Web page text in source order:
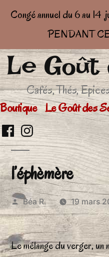
Congé annuel du 6 au
PENDANT
Aller
au
contenu
Le Goût
Cafés, Thés,
Boutique Le Goût des
Retrouvez
moi
sur
facebook
Retrouver
moi
sur
Insta
l’éphèmère
Publié
par
Béa R. 19 mars
Le mélange du verger,